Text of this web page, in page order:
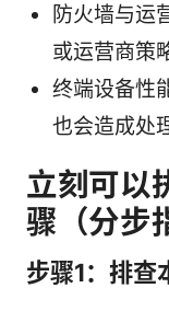
防火墙与运
或运营商策
终端设备性
也会造成处
立刻可以
骤（分步
步骤1：排查